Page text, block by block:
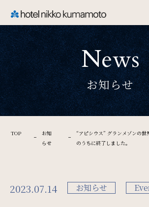
TOP
Welcome
ホテル日航熊本のご案内
News
お知らせ
TOP
お知
らせ
“アピシウス” グランメゾンの
のうちに終了しました。
2023.07.14 お知らせ